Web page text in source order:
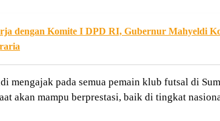
dengan Komite I DPD RI, Gubernur Mahyeldi
mengajak pada semua pemain klub futsal di
akan mampu berprestasi, baik di tingkat